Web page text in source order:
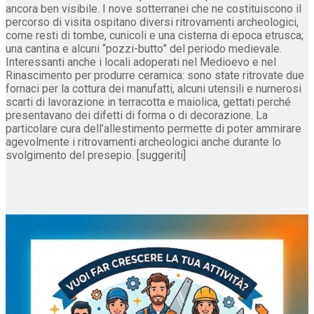
ancora ben visibile. I nove sotterranei che ne costituiscono il
percorso di visita ospitano diversi ritrovamenti archeologici,
come resti di tombe, cunicoli e una cisterna di epoca etrusca;
una cantina e alcuni “pozzi-butto” del periodo medievale.
Interessanti anche i locali adoperati nel Medioevo e nel
Rinascimento per produrre ceramica: sono state ritrovate due
fornaci per la cottura dei manufatti, alcuni utensili e numerosi
scarti di lavorazione in terracotta e maiolica, gettati perché
presentavano dei difetti di forma o di decorazione. La
particolare cura dell’allestimento permette di poter ammirare
agevolmente i ritrovamenti archeologici anche durante lo
svolgimento del presepio. [suggeriti]